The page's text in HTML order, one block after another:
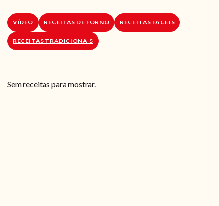
LOJA ONLINE
VÍDEO RECEITAS DE FORNO RECEITAS FACEIS
RECEITAS TRADICIONAIS
Sem receitas para mostrar.